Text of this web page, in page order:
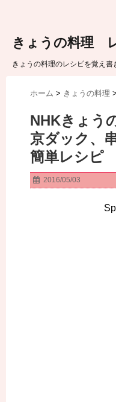
きょうの料理
きょうの料理のレシピを覚え
ホーム > きょうの料理 >
NHKきょう
京ダック、
簡単レシピ
2016/05/03